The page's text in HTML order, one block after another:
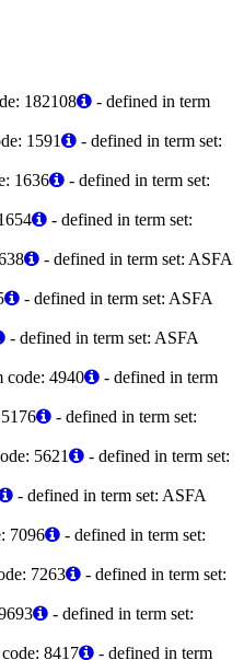
182108
- defined in term
1591
- defined in term set:
1636
- defined in term set:
- defined in term set:
- defined in term set: ASFA
- defined in term set: ASFA
- defined in term set: ASFA
code: 4940
- defined in term
- defined in term set:
5621
- defined in term set:
- defined in term set: ASFA
7096
- defined in term set:
7263
- defined in term set:
- defined in term set:
8417 - defined in term